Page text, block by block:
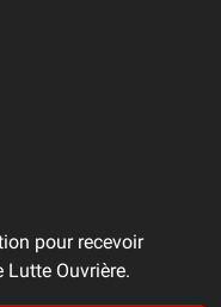
pour recevoir
Ouvrière.